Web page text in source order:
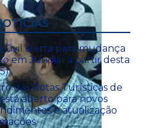
Civil alerta para mudança
em Jundiaí a partir desta
das Rotas Turísticas de
aberto para novos
e atualização